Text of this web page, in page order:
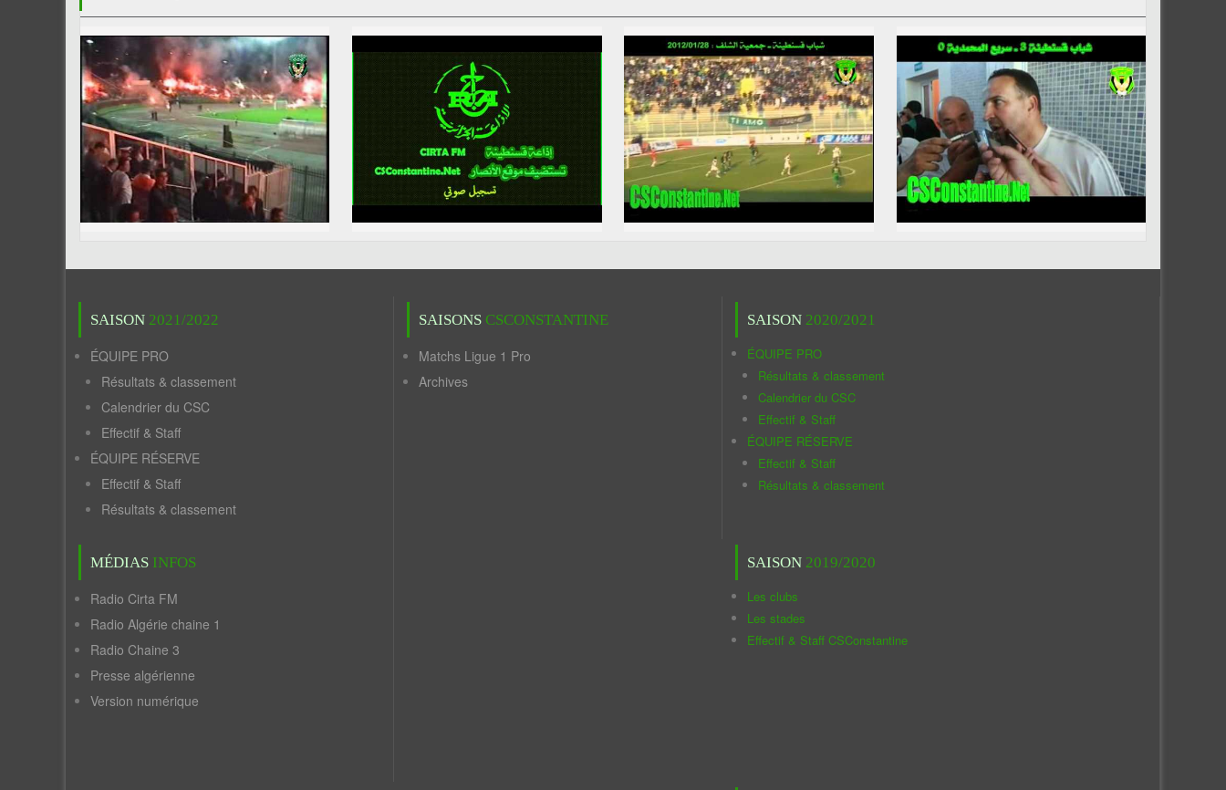
SAISON 2021/2022
ÉQUIPE PRO
Résultats & classement
Calendrier du CSC
Effectif & Staff
ÉQUIPE RÉSERVE
Effectif & Staff
Résultats & classement
MÉDIAS INFOS
Radio Cirta FM
Radio Algérie chaine 1
Radio Chaine 3
Presse algérienne
Version numérique
SAISONS CSCONSTANTINE
Matchs Ligue 1 Pro
Archives
SAISON 2020/2021
ÉQUIPE PRO
Résultats & classement
Calendrier du CSC
Effectif & Staff
ÉQUIPE RÉSERVE
Effectif & Staff
Résultats & classement
SAISON 2019/2020
Les clubs
Les stades
Effectif & Staff CSConstantine